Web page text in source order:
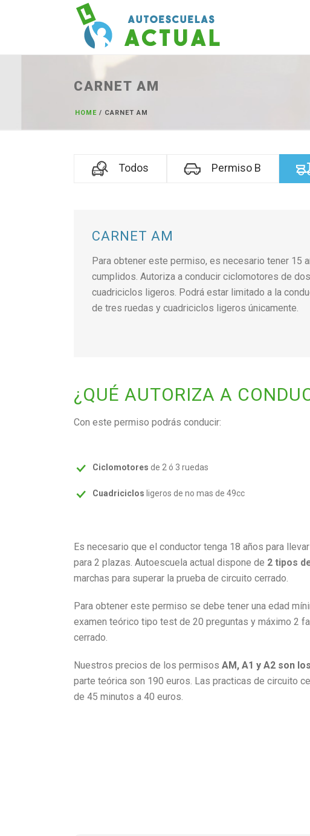
CARNET AM
HOME / CARNET AM
Todos Permiso B
CARNET AM
Para obtener este permiso, es necesario tener 15
cumplidos. Autoriza a conducir ciclomotores de
cuadriciclos ligeros. Podrá estar limitado a la
de tres ruedas y cuadriciclos ligeros únicamente.
¿QUÉ AUTORIZA A
Con este permiso podrás conducir:
Ciclomotores de 2 ó 3 ruedas
Cuadriciclos ligeros de no mas de 49cc
Es necesario que el conductor tenga 18 años para
para 2 plazas. Autoescuela actual dispone de 2 tipos
marchas para superar la prueba de circuito cerrado.
Para obtener este permiso se debe tener una edad
examen teórico tipo test de 20 preguntas y máximo 2
cerrado.
Nuestros precios de los permisos AM, A1 y A2 son
parte teórica son 190 euros. Las practicas de circuito
de 45 minutos a 40 euros.